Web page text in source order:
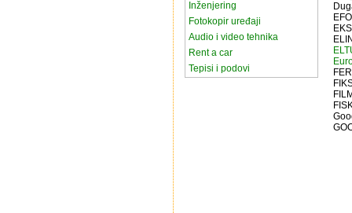
Inženjering
Fotokopir uređaji
Audio i video tehnika
Rent a car
Tepisi i podovi